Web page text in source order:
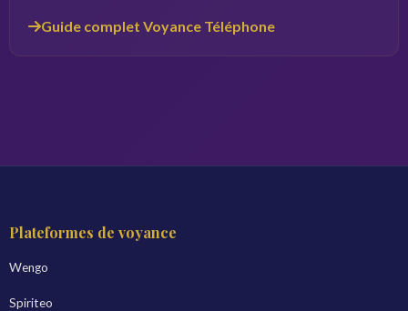
Guide complet Voyance Téléphone
Plateformes de voyance
Wengo
Spiriteo